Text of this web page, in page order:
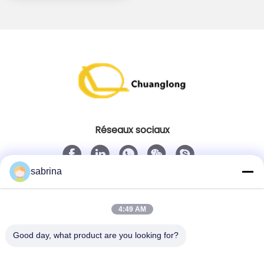
Réseaux sociaux
E-mail
sabrina
4:49 AM
Good day, what product are you looking for?